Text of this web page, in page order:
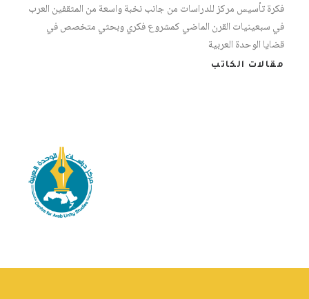
فكرة تأسيس مركز للدراسات من جانب نخبة واسعة من المثقفين العرب
في سبعينيات القرن الماضي كمشروع فكري وبحثي متخصص في
قضايا الوحدة العربية
مقالات الكاتب